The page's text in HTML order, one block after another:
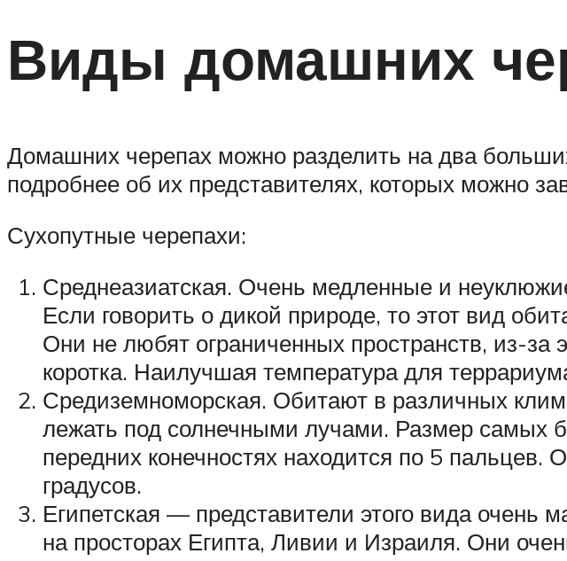
Виды домашних
Домашних черепах можно разделить на два
подробнее об их представителях, которых можно
Сухопутные черепахи:
Среднеазиатская. Очень медленные и
Если говорить о дикой природе, то этот вид
Они не любят ограниченных пространств, из-за
коротка. Наилучшая температура для
Средиземноморская. Обитают в различных
лежать под солнечными лучами. Размер самых
передних конечностях находится по 5
градусов.
Египетская — представители этого вида
на просторах Египта, Ливии и Израиля. Они